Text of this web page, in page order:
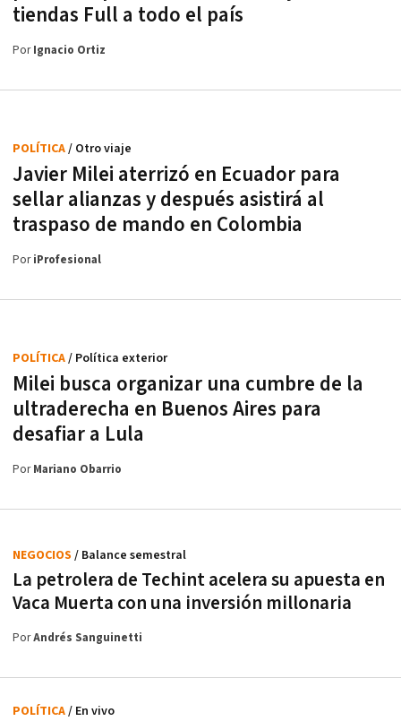
tiendas Full a todo el país
PorIgnacio Ortiz
Javier Milei aterrizó en Ecuador para
sellar alianzas y después asistirá al
traspaso de mando en Colombia
POLÍTICA/ Otro viaje
PoriProfesional
Milei busca organizar una cumbre de la
ultraderecha en Buenos Aires para
desafiar a Lula
POLÍTICA/ Política exterior
PorMariano Obarrio
La petrolera de Techint acelera su apuesta en
Vaca Muerta con una inversión millonaria
NEGOCIOS / Balance semestral
PorAndrés Sanguinetti
POLÍTICA/ En vivo